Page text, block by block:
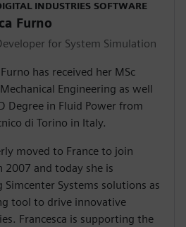
INDUSTRIES SOFTWARE
Furno
for System Simulation
has received her MSc
Engineering as well
Degree in Fluid Power from
di Torino in Italy.
moved to France to join
2007 and today she is
Systems solutions as
tool to drive innovative
Francesca is supporting the